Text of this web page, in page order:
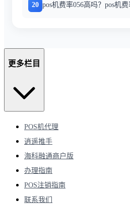
20 pos机费率056高吗？pos机
更多栏目
POS机代理
逍遥推手
海科融通商户版
办理指南
POS注销指南
联系我们